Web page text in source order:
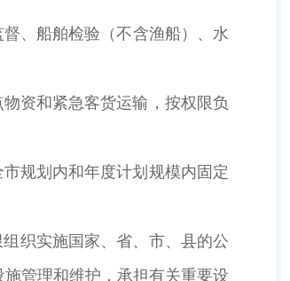
、船舶检验（不含渔船）、水
资和紧急客货运输，按权限负
规划内和年度计划规模内固定
织实施国家、省、市、县的公
管理和维护，承担有关重要设